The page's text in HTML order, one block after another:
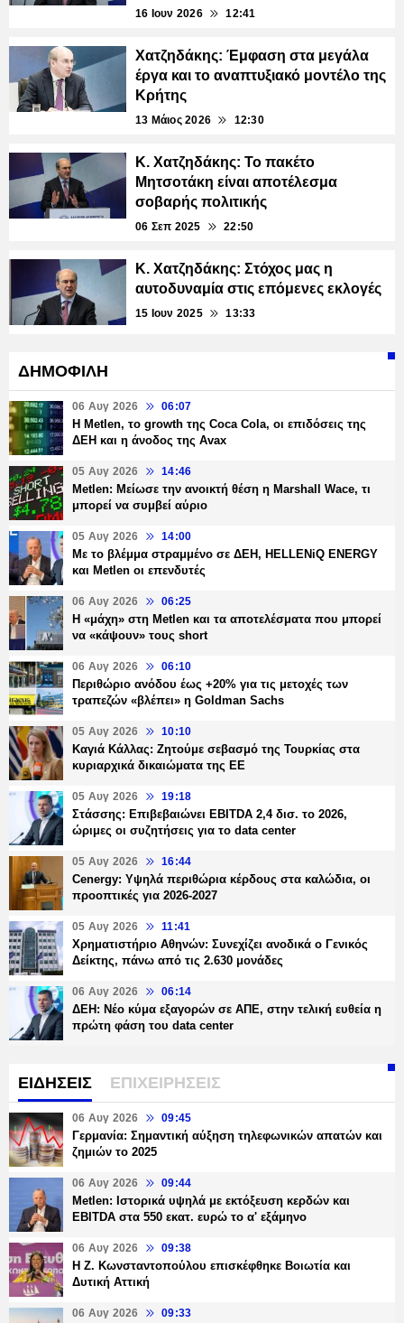
16 Ιουν 2026 12:41
Χατζηδάκης: Έμφαση στα μεγάλα
έργα και το αναπτυξιακό μοντέλο της
Κρήτης
13 Μάιος 2026 12:30
Κ. Χατζηδάκης: Το πακέτο
Μητσοτάκη είναι αποτέλεσμα
σοβαρής πολιτικής
06 Σεπ 2025 22:50
Κ. Χατζηδάκης: Στόχος μας η
αυτοδυναμία στις επόμενες εκλογές
15 Ιουν 2025 13:33
ΔΗΜΟΦΙΛΗ
06 Αυγ 2026 06:07
H Metlen, το growth της Coca Cola, οι επιδόσεις της
ΔΕΗ και η άνοδος της Avax
05 Αυγ 2026 14:46
Metlen: Μείωσε την ανοικτή θέση η Marshall Wace, τι
μπορεί να συμβεί αύριο
05 Αυγ 2026 14:00
Με το βλέμμα στραμμένο σε ΔΕΗ, HELLENiQ ENERGY
και Metlen οι επενδυτές
06 Αυγ 2026 06:25
H «μάχη» στη Metlen και τα αποτελέσματα που μπορεί
να «κάψουν» τους short
06 Αυγ 2026 06:10
Περιθώριο ανόδου έως +20% για τις μετοχές των
τραπεζών «βλέπει» η Goldman Sachs
05 Αυγ 2026 10:10
Καγιά Κάλλας: Ζητούμε σεβασμό της Τουρκίας στα
κυριαρχικά δικαιώματα της ΕΕ
05 Αυγ 2026 19:18
Στάσσης: Επιβεβαιώνει EBITDA 2,4 δισ. το 2026,
ώριμες οι συζητήσεις για το data center
05 Αυγ 2026 16:44
Cenergy: Υψηλά περιθώρια κέρδους στα καλώδια, οι
προοπτικές για 2026-2027
05 Αυγ 2026 11:41
Χρηματιστήριο Αθηνών: Συνεχίζει ανοδικά ο Γενικός
Δείκτης, πάνω από τις 2.630 μονάδες
06 Αυγ 2026 06:14
ΔΕΗ: Νέο κύμα εξαγορών σε ΑΠΕ, στην τελική ευθεία η
πρώτη φάση του data center
ΕΙΔΗΣΕΙΣ ΕΠΙΧΕΙΡΗΣΕΙΣ
06 Αυγ 2026 09:45
Γερμανία: Σημαντική αύξηση τηλεφωνικών απατών και
ζημιών το 2025
06 Αυγ 2026 09:44
Metlen: Ιστορικά υψηλά με εκτόξευση κερδών και
EBITDA στα 550 εκατ. ευρώ το α' εξάμηνο
06 Αυγ 2026 09:38
Η Ζ. Κωνσταντοπούλου επισκέφθηκε Βοιωτία και
Δυτική Αττική
06 Αυγ 2026 09:33